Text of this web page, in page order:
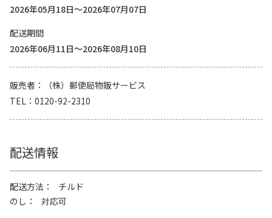
2026年05月18日～2026年07月07日
配送期間
2026年06月11日～2026年08月10日
販売者
（株）郵便局物販サービス
TEL
0120-92-2310
配送情報
配送方法
チルド
のし
対応可